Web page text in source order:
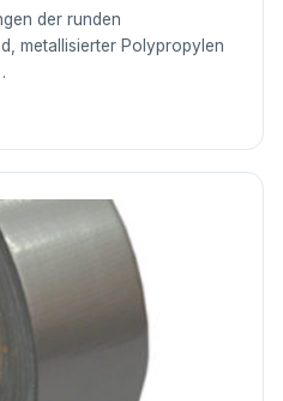
der runden
metallisierter Polypropylen